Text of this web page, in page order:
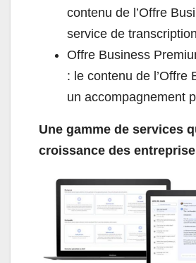
contenu de l’Offre
service de
Offre Business
: le contenu de l’Offre
un accompagnement
Une gamme de services
croissance des